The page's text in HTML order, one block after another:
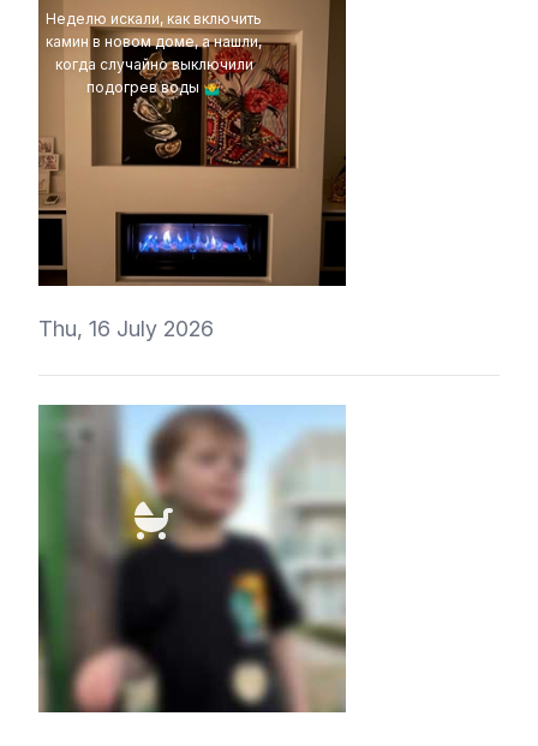
Неделю искали, как включить
камин в новом доме, а нашли,
когда случайно выключили
подогрев воды 🤷‍♂️
Thu, 16 July 2026
t1r1